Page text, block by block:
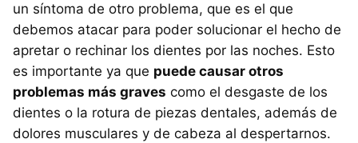
un síntoma de otro problema, que es el que
debemos atacar para poder solucionar el hecho de
apretar o rechinar los dientes por las noches. Esto
es importante ya que puede causar otros
problemas más graves como el desgaste de los
dientes o la rotura de piezas dentales, además de
dolores musculares y de cabeza al despertarnos.